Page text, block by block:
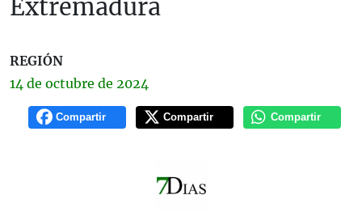
Extremadura
REGIÓN
14 de octubre de 2024
Compartir Compartir Compartir